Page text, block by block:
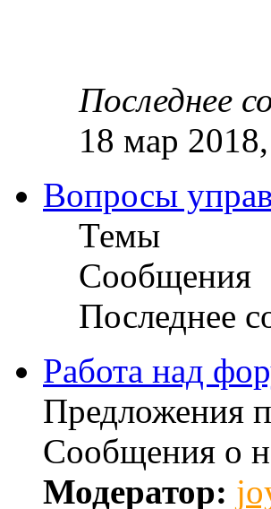
Последнее
18 мар
Вопросы
Темы
Сообщения
Последнее
Работа над
Предложения
Сообщения о
Модератор: